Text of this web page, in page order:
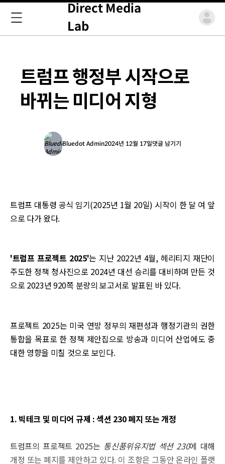
Direct Media
Lab
트럼프 행정부 시작으로
바뀌는 미디어 지형
Bluedot Admin2024년 12월 17일댓글 남기기
트럼프 대통령 공식 임기(2025년 1월 20일) 시작이 한 달 여 앞
으로 다가 왔다.
'트럼프 프로젝트 2025'는 지난 2022년 4월, 헤리티지 재단이
주도한 정책 청사진으로 2024년 대선 승리를 대비하며 만든 것
으로 2023년 920쪽 분량의 보고서로 발표된 바 있다.
프로젝트 2025는 미국 연방 정부의 재편성과 행정기관의 권한
통합을 목표로 한 정책 제안집으로 방송과 미디어 산업에도 중
대한 영향을 미칠 것으로 보인다.
1. 빅테크 및 미디어 규제 : 섹션 230 폐지 또는 개정
트럼프의 프로젝트 2025는 통신품위유지법 섹션 230에 대해
개정 또는 폐지를 제안하고 있다. 이 조항은 그동안 온라인 플랫